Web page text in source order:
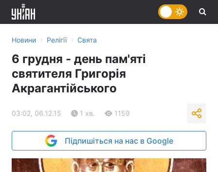
Новини › Релігії › Свята
6 грудня - день пам'яті
святителя Григорія
Акрагантійського
03:02, 06.12.15 1 хв. 1159
Підпишіться на нас в Google